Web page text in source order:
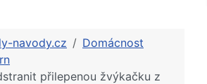
navody.cz
Domácnost
přilepenou žvýkačku z